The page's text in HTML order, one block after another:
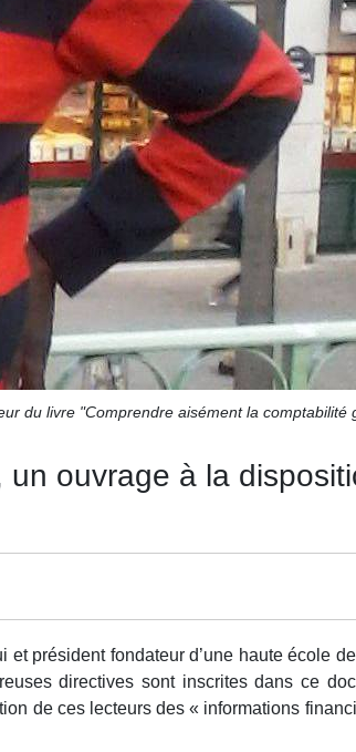
du livre "Comprendre aisément la comptabilité
ouvrage à la
président fondateur d’une haute école
directives sont inscrites dans ce
de ces lecteurs des « informations